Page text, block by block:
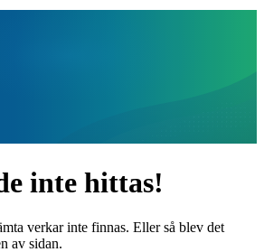
inte hittas!
verkar inte finnas. Eller så blev det
av sidan.